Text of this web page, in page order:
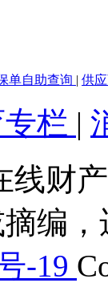
单自助查询 | 供
栏 |
财
编
-19